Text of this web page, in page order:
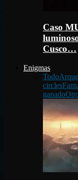
Caso
Cusco…
Enigmas
Todo
circles
ganado